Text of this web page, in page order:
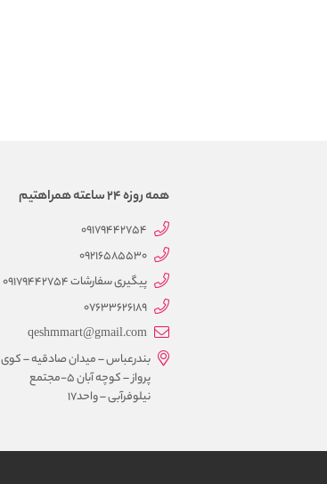
همه روزه 24 ساعته همراهتیم
09179442754
09216585530
پیگیری سفارشات 09179442754
07633626189
qeshmmart@gmail.com
بندرعباس – میدان صادقیه – کوی
پرواز – کوچه آبان 5-مجتمع
نیلوفرآبی – واحد17